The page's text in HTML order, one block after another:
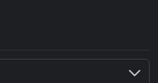
Connect CD Key?